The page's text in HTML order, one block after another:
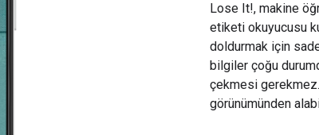
Lose It!, makine
etiketi okuyucusu
doldurmak için
bilgiler çoğu
çekmesi
görünümünden